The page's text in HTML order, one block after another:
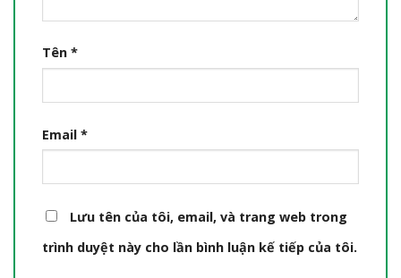
Tên *
Email *
Lưu tên của tôi, email, và trang web trong
trình duyệt này cho lần bình luận kế tiếp của tôi.